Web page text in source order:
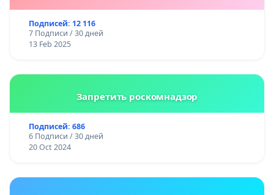
Подписей: 12 116
7 Подписи / 30 дней
13 Feb 2025
Запретить роскомнадзор
Подписей: 686
6 Подписи / 30 дней
20 Oct 2024